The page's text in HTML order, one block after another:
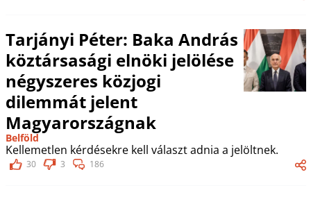
Tarjányi Péter: Baka András
köztársasági elnöki jelölése
négyszeres közjogi
dilemmát jelent
Magyarországnak
Belföld
Kellemetlen kérdésekre kell választ adnia a jelöltnek.
30 3 186